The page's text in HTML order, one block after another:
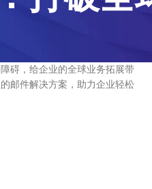
碍，给企业的全球业务拓展带
邮件解决方案，助力企业轻松